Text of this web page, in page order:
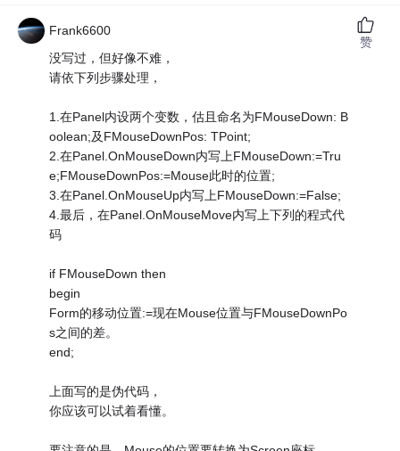
Frank6600
没写过，但好像不难，
请依下列步骤处理，
1.在Panel内设两个变数，估且命名为FMouseDown: B
oolean;及FMouseDownPos: TPoint;
2.在Panel.OnMouseDown内写上FMouseDown:=Tru
e;FMouseDownPos:=Mouse此时的位置;
3.在Panel.OnMouseUp内写上FMouseDown:=False;
4.最后，在Panel.OnMouseMove内写上下列的程式代
码
if FMouseDown then
begin
Form的移动位置:=现在Mouse位置与FMouseDownPo
s之间的差。
end;
上面写的是伪代码，
你应该可以试着看懂。
赞